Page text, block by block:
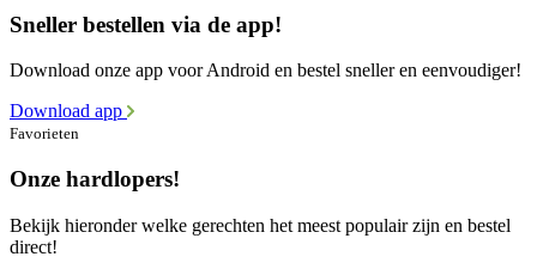
Sneller bestellen via de app!
Download onze app voor Android en bestel sneller en eenvoudiger!
Download app
Favorieten
Onze hardlopers!
Bekijk hieronder welke gerechten het meest populair zijn en bestel
direct!